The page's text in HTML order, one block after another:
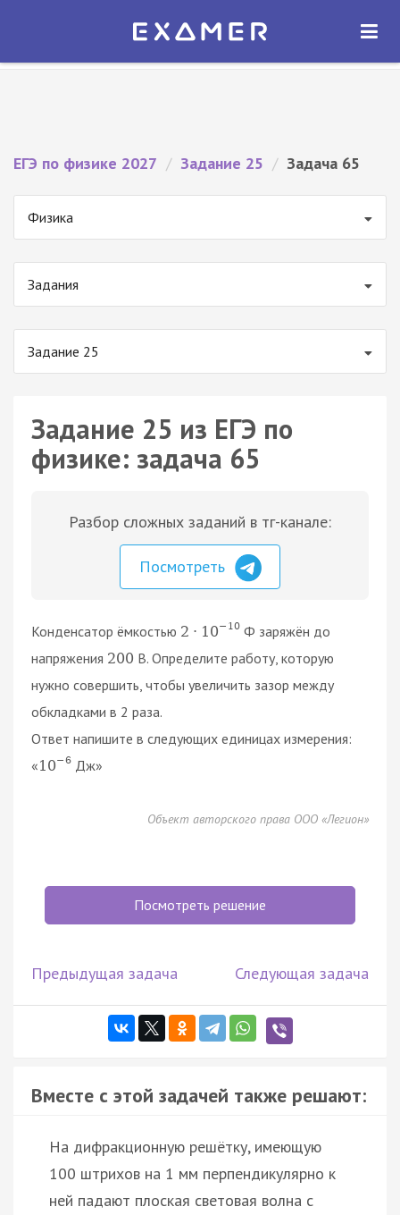
Экзамер — ЕГЭ 2027
ОТКРЫТЬ
ЕГЭ по физике 2027 / Задание 25 / Задача 65
Физика
Задания
Задание 25
Задание 25 из ЕГЭ по
физике: задача 65
Разбор сложных заданий в тг-канале:
Посмотреть
Конденсатор ёмкостью 2 ⋅ 10− 10Ф заряжён до
напряжения 200 В. Определите работу, которую
нужно совершить, чтобы увеличить зазор между
обкладками в 2 раза.
Ответ напишите в следующих единицах измерения:
«10−6Дж»
Объект авторского права ООО «Легион»
Посмотреть решение
Предыдущая задача Следующая задача
Вместе с этой задачей также решают:
На дифракционную решётку, имеющую
100 штрихов на 1 мм перпендикулярно к
ней падают плоская световая волна с